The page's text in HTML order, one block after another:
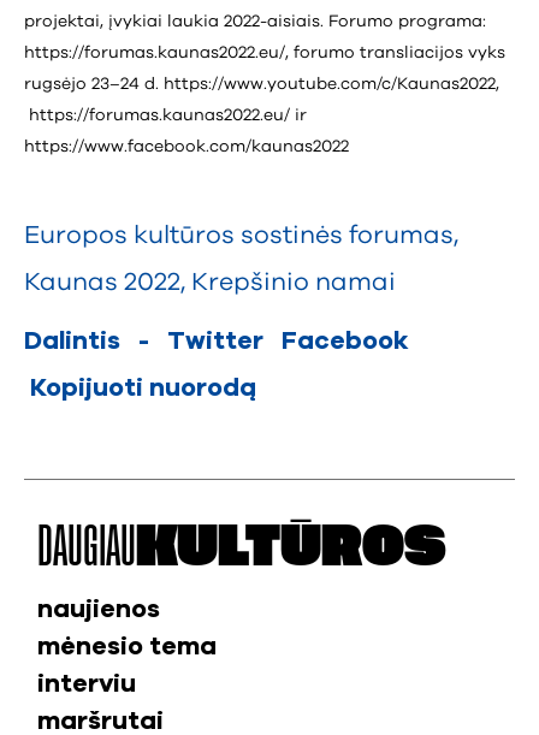
projektai, įvykiai laukia 2022-aisiais. Forumo programa:
https://forumas.kaunas2022.eu/, forumo transliacijos vyks
rugsėjo 23–24 d. https://www.youtube.com/c/Kaunas2022,
https://forumas.kaunas2022.eu/ ir
https://www.facebook.com/kaunas2022
Europos kultūros sostinės forumas,
Kaunas 2022, Krepšinio namai
Dalintis - Twitter
Facebook
Kopijuoti nuorodą
DAUGIAU KULTŪROS
naujienos
mėnesio tema
interviu
maršrutai